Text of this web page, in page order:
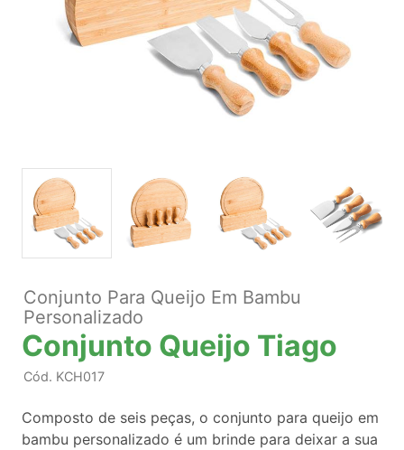
Conjunto Para Queijo Em Bambu
Personalizado
Conjunto Queijo Tiago
Cód. KCH017
Composto de seis peças, o conjunto para queijo em
bambu personalizado é um brinde para deixar a sua